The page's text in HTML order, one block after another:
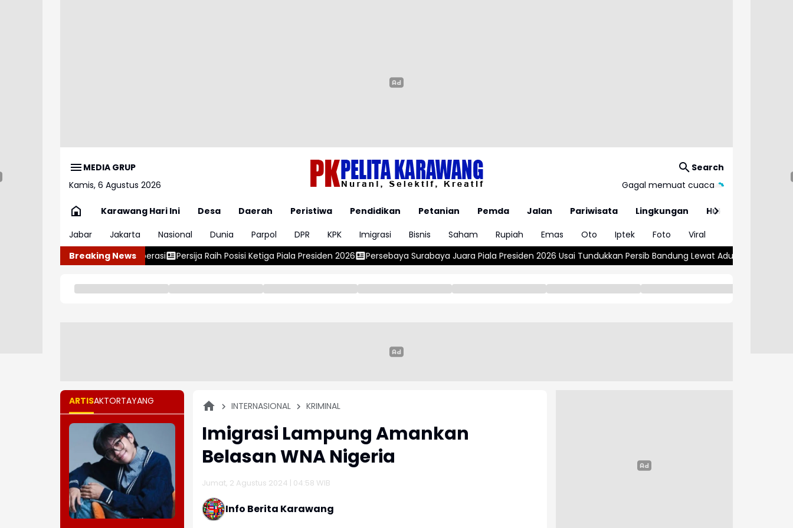
MEDIA GRUP
Kamis, 6 Agustus 2026
Search
Gagal memuat cuaca
Karawang Hari Ini Desa Daerah Peristiwa Pendidikan Petanian Pemda Jalan Pariwisata Lingkungan
Hukum
Jabar
Jakarta Nasional Dunia Parpol DPR KPK Imigrasi Bisnis Saham Rupiah Emas Oto Iptek Foto
Viral
Breaking News
Persija Raih Posisi Ketiga Piala Presiden 2026 Persebaya Surabaya Juara Piala Presiden 2026 Usai Tundukkan Persib Bandung Lewat Adu Penalti Kemnaker Sesuaikan
ARTISAKTORTAYANG INTERNASIONAL KRIMINAL
Imigrasi Lampung Amankan
Belasan WNA Nigeria
Jumat, 2 Agustus 2024 | 04:58 WIB
Info Berita Karawang